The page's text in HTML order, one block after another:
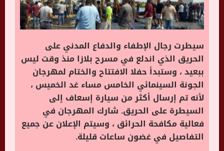
سيطرت رجال الإطفاء والدفاع المدني على
الحريق الذي اندلع في مسرح بلازا منذ وقت ليس
ببعيد ، وستبدأ حفلا الافتتاح والختام لمهرجان
الجونة السينمائي الخامس مساء غد الخميس ،
لأنه تم إرسال أكثر من سيارة إسعاف إلى
السيطرة على الحريق. شارك المهرجان في
فعالية مكافحة الحرائق ، وسيتم الإعلان عن جميع
التفاصيل في غضون ساعات قليلة.